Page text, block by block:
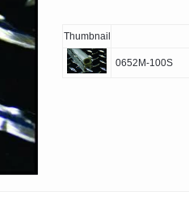
Thumbnail
0652M-100S